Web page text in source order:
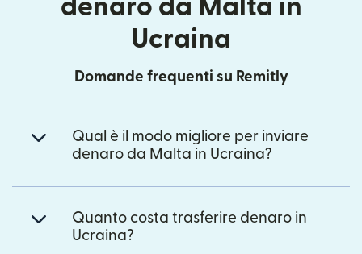
denaro da Malta in
Ucraina
Domande frequenti su Remitly
Qual è il modo migliore per inviare
denaro da Malta in Ucraina?
Quanto costa trasferire denaro in
Ucraina?